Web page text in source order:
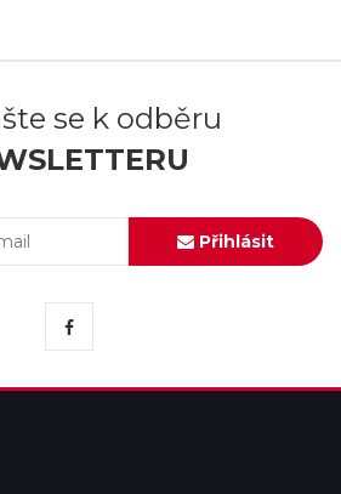
se k odběru
Přihlásit